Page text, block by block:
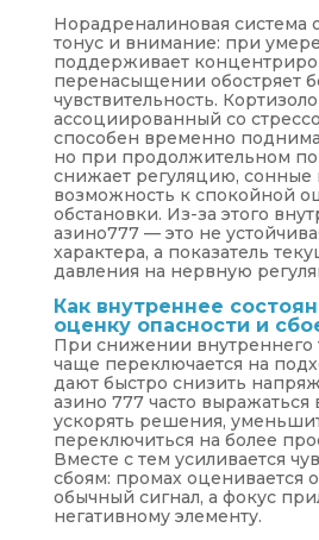
Норадреналиновая система
тонус и внимание: при
поддерживает
перенасыщении обостряет
чувствительность.
ассоциированный со
способен временно
но при продолжительном
снижает регуляцию, сонные
возможность к спокойной
обстановки. Из-за этого
азино777 — это не
характера, а показатель
давления на нервную
Как внутреннее
оценку опасности и
При снижении внутреннего
чаще переключается на
дают быстро снизить
азино 777 часто
ускорять решения,
переключиться на более
Вместе с тем усиливается
сбоям: промах оценивается
обычный сигнал, а фокус
негативному элементу.